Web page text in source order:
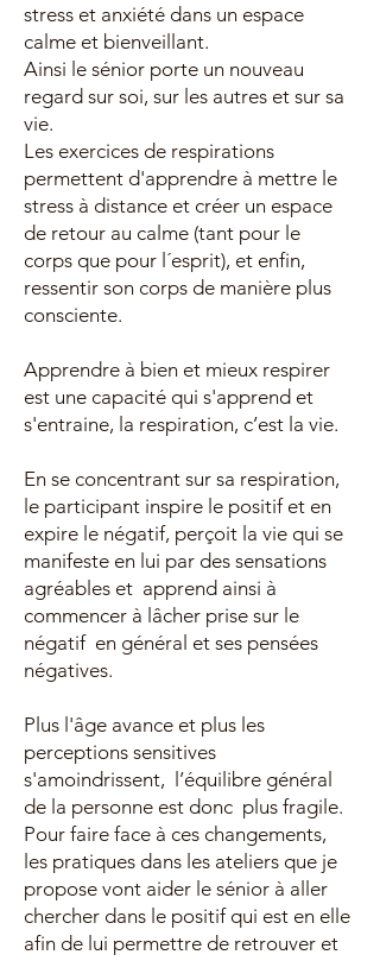
stress et anxiété dans un espace
calme et bienveillant.
Ainsi le sénior porte un nouveau
regard sur soi, sur les autres et sur sa
vie.
Les exercices de respirations
permettent d'apprendre à mettre le
stress à distance et créer un espace
de retour au calme (tant pour le
corps que pour l´esprit), et enfin,
ressentir son corps de manière plus
consciente.
Apprendre à bien et mieux respirer
est une capacité qui s'apprend et
s'entraine, la respiration, c’est la vie.
En se concentrant sur sa respiration,
le participant inspire le positif et en
expire le négatif, perçoit la vie qui se
manifeste en lui par des sensations
agréables et apprend ainsi à
commencer à lâcher prise sur le
négatif en général et ses pensées
négatives.
Plus l'âge avance et plus les
perceptions sensitives
s'amoindrissent, l’équilibre général
de la personne est donc plus fragile.
Pour faire face à ces changements,
les pratiques dans les ateliers que je
propose vont aider le sénior à aller
chercher dans le positif qui est en elle
afin de lui permettre de retrouver et